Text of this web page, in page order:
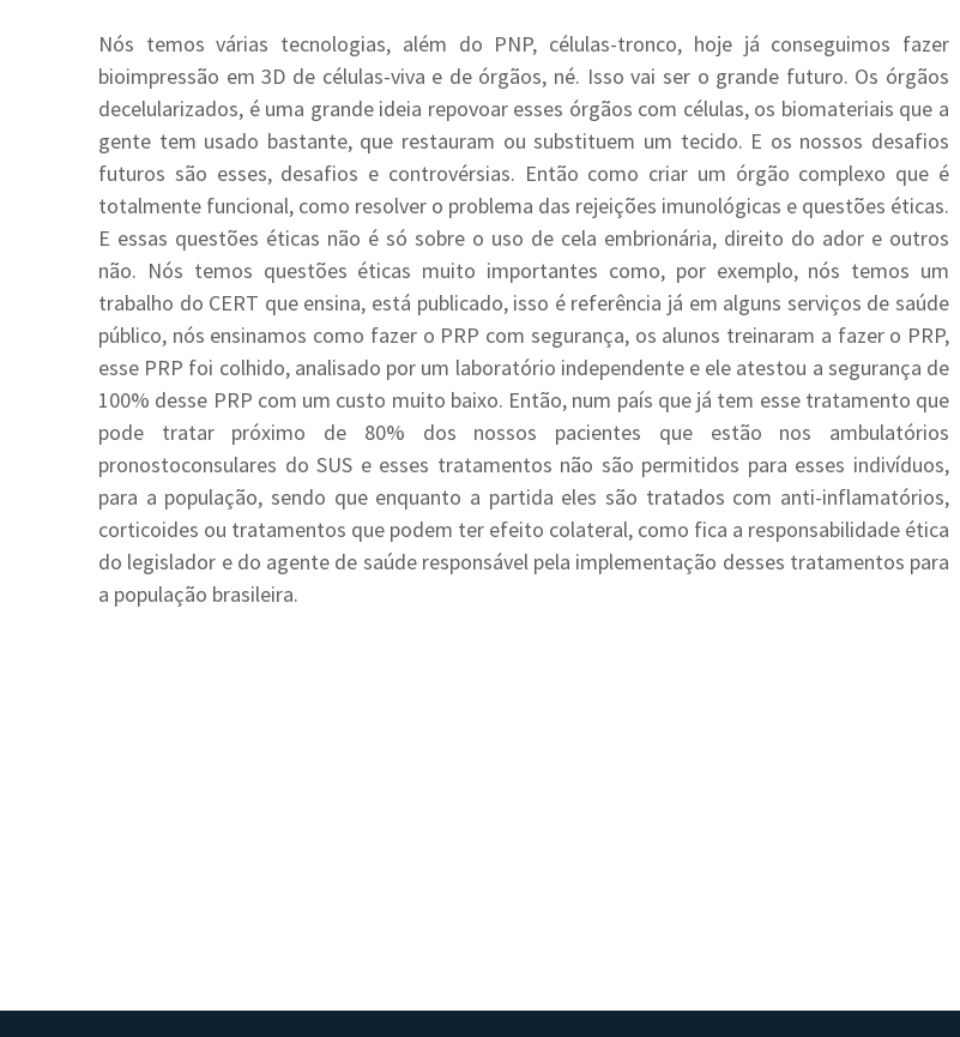
Nós temos várias tecnologias, além do PNP, células-tronco, hoje já conseguimos fazer
bioimpressão em 3D de células-viva e de órgãos, né. Isso vai ser o grande futuro. Os órgãos
decelularizados, é uma grande ideia repovoar esses órgãos com células, os biomateriais que a
gente tem usado bastante, que restauram ou substituem um tecido. E os nossos desafios
futuros são esses, desafios e controvérsias. Então como criar um órgão complexo que é
totalmente funcional, como resolver o problema das rejeições imunológicas e questões éticas.
E essas questões éticas não é só sobre o uso de cela embrionária, direito do ador e outros
não. Nós temos questões éticas muito importantes como, por exemplo, nós temos um
trabalho do CERT que ensina, está publicado, isso é referência já em alguns serviços de saúde
público, nós ensinamos como fazer o PRP com segurança, os alunos treinaram a fazer o PRP,
esse PRP foi colhido, analisado por um laboratório independente e ele atestou a segurança de
100% desse PRP com um custo muito baixo. Então, num país que já tem esse tratamento que
pode tratar próximo de 80% dos nossos pacientes que estão nos ambulatórios
pronostoconsulares do SUS e esses tratamentos não são permitidos para esses indivíduos,
para a população, sendo que enquanto a partida eles são tratados com anti-inflamatórios,
corticoides ou tratamentos que podem ter efeito colateral, como fica a responsabilidade ética
do legislador e do agente de saúde responsável pela implementação desses tratamentos para
a população brasileira.